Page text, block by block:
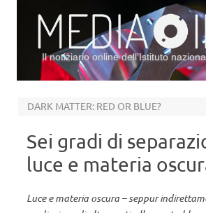
Il notiziario online dell’Istituto
DARK MATTER: RED OR BLUE?
Sei gradi di
luce e materia
Luce e materia oscura – seppur